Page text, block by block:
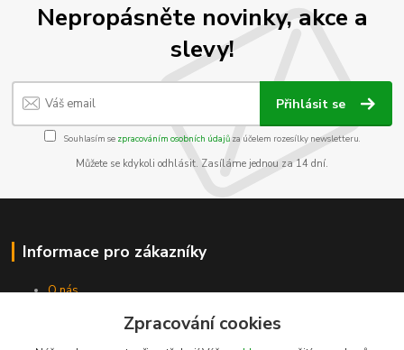
Nepropásněte novinky, akce a
slevy!
Přihlásit se
Souhlasím se zpracováním osobních údajůza účelem rozesílky newsletteru.
Můžete se kdykoli odhlásit. Zasíláme jednou za 14 dní.
Informace pro zákazníky
O nás
Obchodní podmínkyZpracování cookies